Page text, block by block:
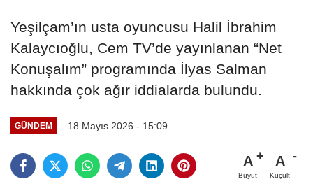
Yeşilçam’ın usta oyuncusu Halil İbrahim
Kalaycıoğlu, Cem TV’de yayınlanan “Net
Konuşalım” programında İlyas Salman
hakkında çok ağır iddialarda bulundu.
GÜNDEM 18 Mayıs 2026 - 15:09
A
Büyüt
A
Küçült